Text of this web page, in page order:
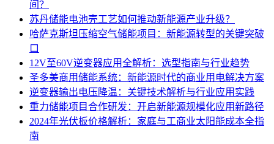
间？
苏丹储能电池壳工艺如何推动新能源产业升级？
哈萨克斯坦压缩空气储能项目：新能源转型的关键突破
口
12V至60V逆变器应用全解析：选型指南与行业趋势
圣多美商用储能系统：新能源时代的商业用电解决方案
逆变器输出电压降温：关键技术解析与行业应用实践
重力储能项目合作研发：开启新能源规模化应用新路径
2024年光伏板价格解析：家庭与工商业太阳能成本全指
南